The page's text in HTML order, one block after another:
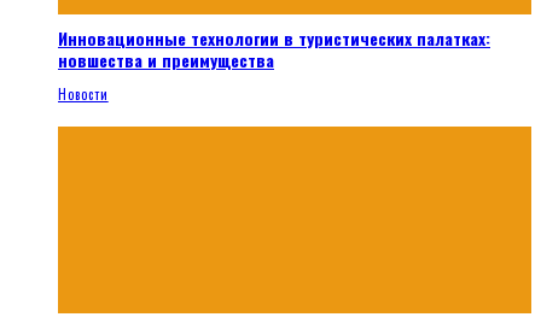
Инновационные технологии в туристических палатках:
новшества и преимущества
Новости